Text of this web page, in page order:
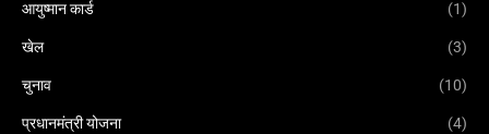
आयुष्मान कार्ड (1)
खेल (3)
चुनाव (10)
प्रधानमंत्री योजना (4)